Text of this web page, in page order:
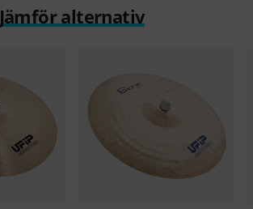
Jämför alternativ